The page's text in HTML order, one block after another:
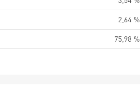
2,64 %
75,98 %